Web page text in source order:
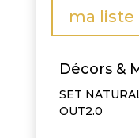
ma liste
Décors &
SET
OUT2.0